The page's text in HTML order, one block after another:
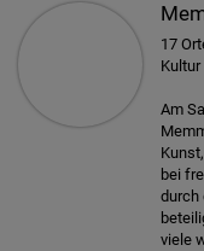
17
Am
bei
durch
viele